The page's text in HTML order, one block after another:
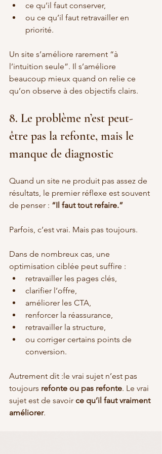
ce qu’il faut conserver,
ou ce qu’il faut retravailler en
priorité.
Un site s’améliore rarement “à
l’intuition seule”. Il s’améliore
beaucoup mieux quand on relie ce
qu’on observe à des objectifs clairs.
8. Le problème n’est peut-
être pas la refonte, mais le
manque de diagnostic
Quand un site ne produit pas assez de
résultats, le premier réflexe est souvent
de penser : “Il faut tout refaire.”
Parfois, c’est vrai. Mais pas toujours.
Dans de nombreux cas, une
optimisation ciblée peut suffire :
retravailler les pages clés,
clarifier l’offre,
améliorer les CTA,
renforcer la réassurance,
retravailler la structure,
ou corriger certains points de
conversion.
Autrement dit :le vrai sujet n’est pas
toujours refonte ou pas refonte. Le vrai
sujet est de savoir ce qu’il faut vraiment
améliorer.